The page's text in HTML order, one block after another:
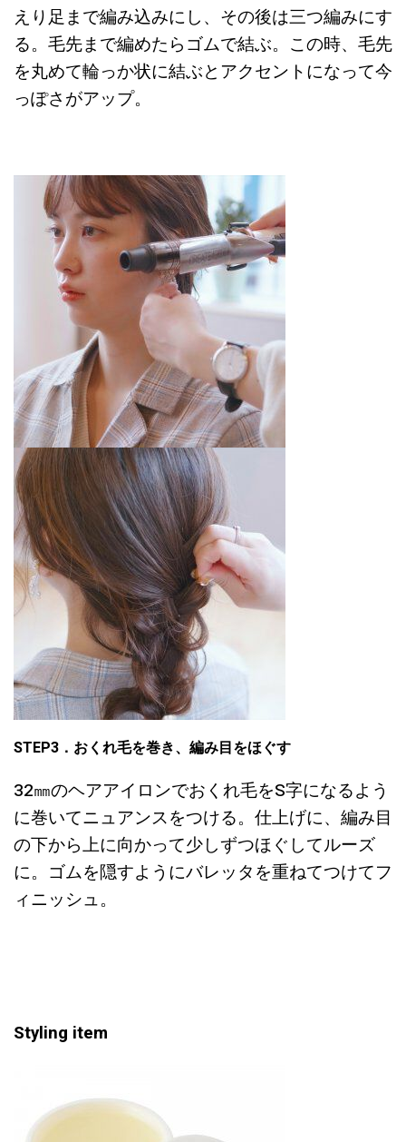
えり足まで編み込みにし、その後は三つ編みにす
る。毛先まで編めたらゴムで結ぶ。この時、毛先
を丸めて輪っか状に結ぶとアクセントになって今
っぽさがアップ。
STEP3． おくれ毛を巻き、編み目をほぐす
32㎜のヘアアイロンでおくれ毛をS字になるよう
に巻いてニュアンスをつける。仕上げに、編み目
の下から上に向かって少しずつほぐしてルーズ
に。ゴムを隠すようにバレッタを重ねてつけてフ
ィニッシュ。
Styling item